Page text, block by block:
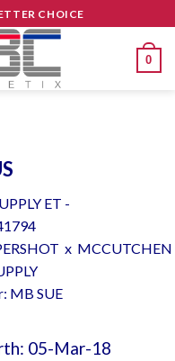
CHOICE
0
ET -
x MCCUTCHEN
MB SUE
05-Mar-18